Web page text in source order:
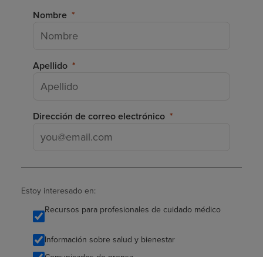
Nombre
Apellido
Dirección de correo electrónico
Estoy interesado en:
Recursos para profesionales de cuidado médico
Información sobre salud y bienestar